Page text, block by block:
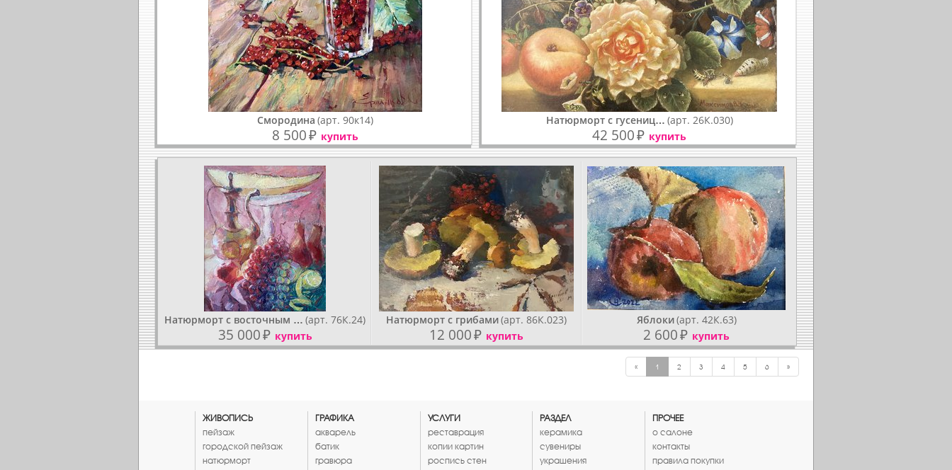
Смородина (арт. 90к14)
8 500₽ купить
Натюрморт с гусениц… (арт. 26К.030)
42 500₽ купить
Натюрморт с восточным … (арт. 76К.24)
35 000₽ купить
Натюрморт с грибами(арт. 86К.023)
12 000₽ купить
Яблоки(арт. 42К.63)
2 600₽ купить
« 1 2 3 4 5 6 »
ЖИВОПИСЬ
пейзаж
городской пейзаж
натюрморт
ГРАФИКА
акварель
батик
гравюра
УСЛУГИ
реставрация
копии картин
роспись стен
РАЗДЕЛ
керамика
сувениры
украшения
ПРОЧЕЕ
о салоне
контакты
правила покупки